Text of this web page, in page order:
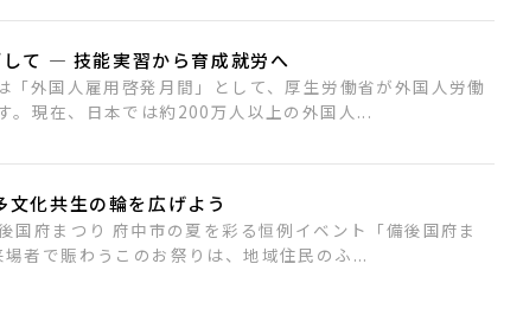
して ― 技能実習から育成就労へ
外国人雇用啓発月間」として、厚生労働省が外国人労働
。現在、日本では約200万人以上の外国人...
化共生の輪を広げよう
国府まつり 府中市の夏を彩る恒例イベント「備後国府ま
者で賑わうこのお祭りは、地域住民のふ...